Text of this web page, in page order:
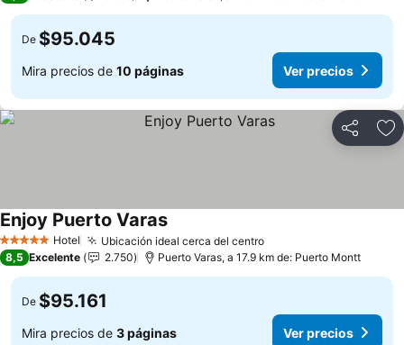
De $95.045
Mira precios de 10 páginas Ver precios
Compartir
5 Estrellas Hotel Ubicación ideal cerca del centroVer precios
Enjoy Puerto VarasVer precios
8,5 Excelente 2.750 Puerto Varas, a 17.9 km de: Puerto Montt
De $95.161
Mira precios de 3 páginas Ver precios